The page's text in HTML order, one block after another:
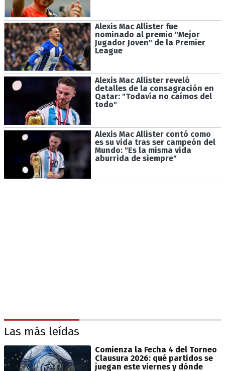
Alexis Mac Allister fue
nominado al premio "Mejor
Jugador Joven" de la Premier
League
Alexis Mac Allister reveló
detalles de la consagración en
Qatar: "Todavía no caímos del
todo"
Alexis Mac Allister contó como
es su vida tras ser campeón del
Mundo: "Es la misma vida
aburrida de siempre"
Las más leídas
Comienza la Fecha 4 del Torneo
Clausura 2026: qué partidos se
juegan este viernes y dónde